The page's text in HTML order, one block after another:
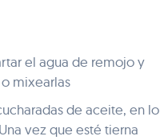
el agua de remojo y
mixearlas
de aceite, en lo
vez que esté tierna